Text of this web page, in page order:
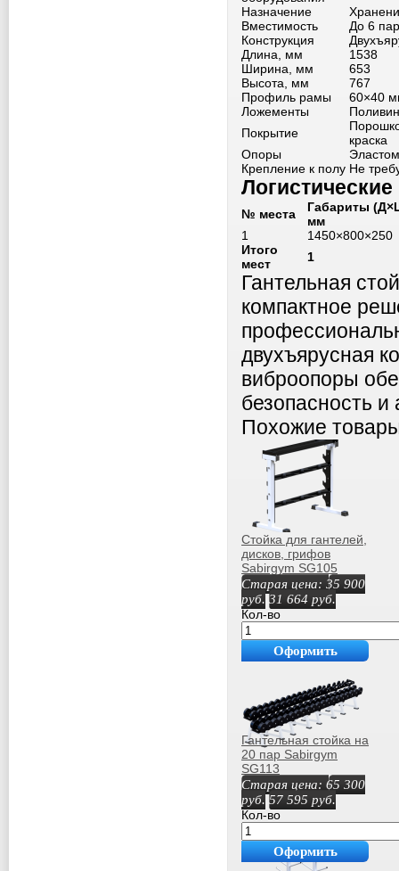
Назначение
Вместимость
До 6
Конструкция
Длина, мм
1538
Ширина, мм
653
Высота, мм
767
Профиль рамы
60×40
Ложементы
Покрытие
краска
Опоры
Крепление к полу Не
№ места
Габариты
мм
1
1450×800×250
Итого
мест
1
Гантельная
компактное
двухъярусная
виброопоры
безопасность
Похожие
Стойка для гантелей,
дисков, грифов
Sabirgym SG105
Старая цена: 35 900
руб. 31 664 руб.
Кол-во
Оформить
Гантельная стойка на
20 пар Sabirgym
SG113
Старая цена: 65 300
руб. 57 595 руб.
Кол-во
Оформить